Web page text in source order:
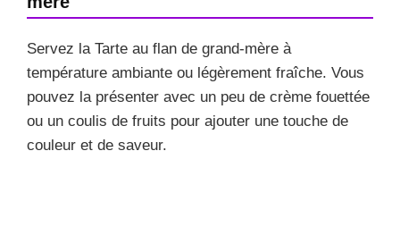
Servez la Tarte au flan de grand-mère à
température ambiante ou légèrement fraîche. Vous
pouvez la présenter avec un peu de crème fouettée
ou un coulis de fruits pour ajouter une touche de
couleur et de saveur.